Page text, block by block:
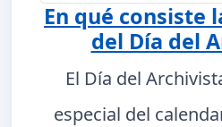
En qué consiste
del Día del
El Día del
especial del